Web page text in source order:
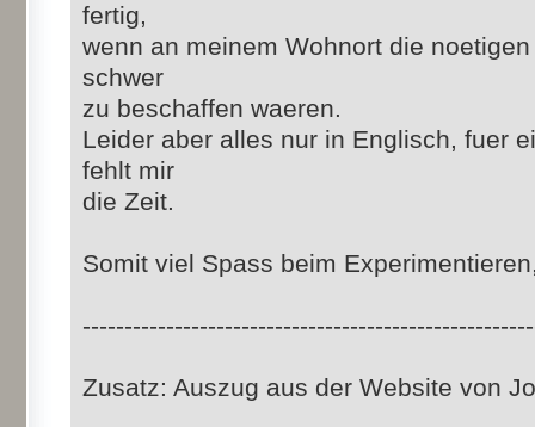
fertig,
wenn an meinem Wohnort die
schwer
zu beschaffen waeren.
Leider aber alles nur in Englisch, fuer
fehlt mir
die Zeit.
Somit viel Spass beim
Zusatz: Auszug aus der Website von